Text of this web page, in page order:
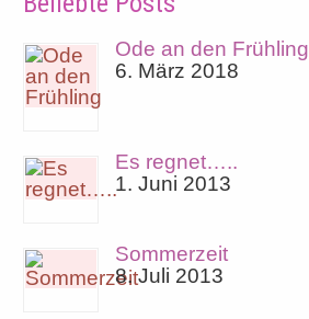
Ode an den Frühling
6. März 2018
Es regnet…..
1. Juni 2013
Sommerzeit
8. Juli 2013